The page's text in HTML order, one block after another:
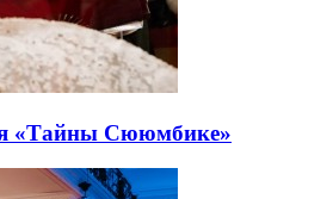
«Тайны Сююмбике»